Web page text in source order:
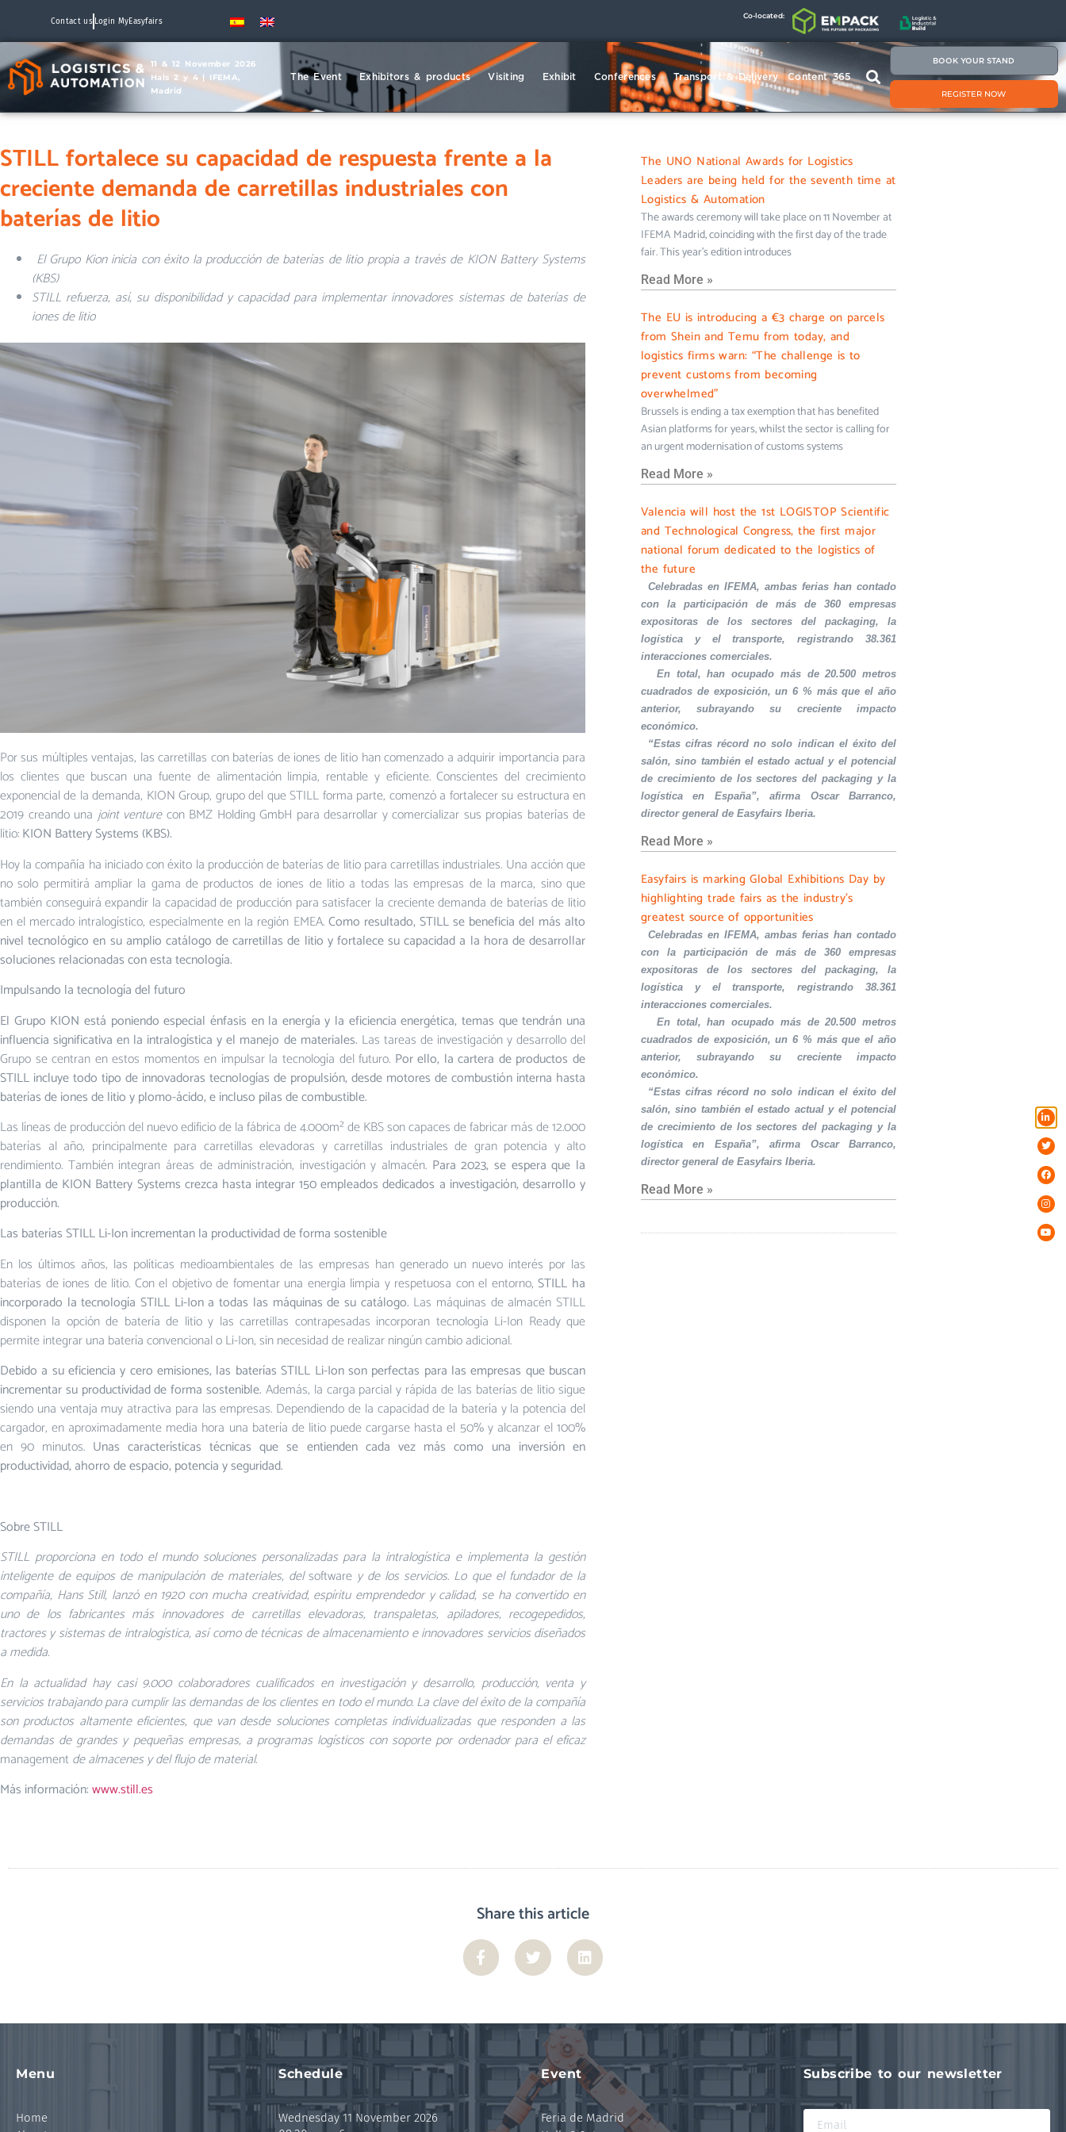
Contact us Login MyEasyfairs
Co-located:
11 & 12 November 2026
Hals 2 y 4 | IFEMA,
Madrid
The Event Exhibitors & products Visiting Exhibit Conferences Transport & Delivery Content 365
BOOK YOUR STAND
REGISTER NOW
STILL fortalece su capacidad de respuesta frente a la
creciente demanda de carretillas industriales con
baterías de litio
El Grupo Kion inicia con éxito la producción de baterías de litio propia a través de KION Battery Systems
(KBS)
STILL refuerza, así, su disponibilidad y capacidad para implementar innovadores sistemas de baterías de
iones de litio
Por sus múltiples ventajas, las carretillas con baterías de iones de litio han comenzado a adquirir importancia para
los clientes que buscan una fuente de alimentación limpia, rentable y eficiente. Conscientes del crecimiento
exponencial de la demanda, KION Group, grupo del que STILL forma parte, comenzó a fortalecer su estructura en
2019 creando unajoint venturecon BMZ Holding GmbH para desarrollar y comercializar sus propias baterías de
litio:KION Battery Systems (KBS).
Hoy la compañía ha iniciado con éxito la producción de baterías de litio para carretillas industriales. Una acción que
no solo permitirá ampliar la gama de productos de iones de litio a todas las empresas de la marca, sino que
también conseguirá expandir la capacidad de producción para satisfacer la creciente demanda de baterías de litio
en el mercado intralogístico, especialmente en la región EMEA.Como resultado, STILL se beneficia del más alto
nivel tecnológico en su amplio catálogo de carretillas de litio y fortalece su capacidad a la hora de desarrollar
soluciones relacionadas con esta tecnología.
Impulsando la tecnología del futuro
El Grupo KION está poniendo especial énfasis en la energía y la eficiencia energética, temas que tendrán una
influencia significativa en la intralogística y el manejo de materiales. Las tareas de investigación y desarrollo del
Grupo se centran en estos momentos en impulsar la tecnología del futuro. Por ello, la cartera de productos de
STILL incluye todo tipo de innovadoras tecnologías de propulsión, desde motores de combustión interna hasta
baterías de iones de litio y plomo-ácido, e incluso pilas de combustible.
Las líneas de producción del nuevo edificio de la fábrica de 4.000m² de KBS son capaces de fabricar más de 12.000
baterías al año, principalmente para carretillas elevadoras y carretillas industriales de gran potencia y alto
rendimiento. También integran áreas de administración, investigación y almacén. Para 2023, se espera que la
plantilla de KION Battery Systems crezca hasta integrar 150 empleados dedicados a investigación, desarrollo y
producción.
Las baterías STILL Li-Ion incrementan la productividad de forma sostenible
En los últimos años, las políticas medioambientales de las empresas han generado un nuevo interés por las
baterías de iones de litio. Con el objetivo de fomentar una energía limpia y respetuosa con el entorno,STILL ha
incorporado la tecnología STILL Li-Ion a todas las máquinas de su catálogo. Las máquinas de almacén STILL
disponen la opción de batería de litio y las carretillas contrapesadas incorporan tecnología Li-Ion Ready que
permite integrar una batería convencional o Li-Ion, sin necesidad de realizar ningún cambio adicional.
Debido a su eficiencia y cero emisiones, las baterías STILL Li-Ion son perfectas para las empresas que buscan
incrementar su productividad de forma sostenible. Además, la carga parcial y rápida de las baterías de litio sigue
siendo una ventaja muy atractiva para las empresas. Dependiendo de la capacidad de la batería y la potencia del
cargador, en aproximadamente media hora una batería de litio puede cargarse hasta el 50% y alcanzar el 100%
en 90 minutos. Unas características técnicas que se entienden cada vez más como una inversión en
productividad, ahorro de espacio, potencia y seguridad.
Sobre STILL
STILL proporciona en todo el mundo soluciones personalizadas para la intralogística e implementa la gestión
inteligente de equipos de manipulación de materiales, delsoftware y de los servicios. Lo que el fundador de la
compañía, Hans Still, lanzó en 1920 con mucha creatividad, espíritu emprendedor y calidad, se ha convertido en
uno de los fabricantes más innovadores de carretillas elevadoras, transpaletas, apiladores, recogepedidos,
tractores y sistemas de intralogística, así como de técnicas de almacenamiento e innovadores servicios diseñados
a medida.
En la actualidad hay casi 9.000 colaboradores cualificados en investigación y desarrollo, producción, venta y
servicios trabajando para cumplir las demandas de los clientes en todo el mundo. La clave del éxito de la compañía
son productos altamente eficientes, que van desde soluciones completas individualizadas que responden a las
demandas de grandes y pequeñas empresas, a programas logísticos con soporte por ordenador para el eficaz
managementde almacenes y del flujo de material.
Más información:www.still.es
The UNO National Awards for Logistics
Leaders are being held for the seventh time at
Logistics & Automation
The awards ceremony will take place on 11 November at
IFEMA Madrid, coinciding with the first day of the trade
fair. This year’s edition introduces
Read More »
The EU is introducing a €3 charge on parcels
from Shein and Temu from today, and
logistics firms warn: “The challenge is to
prevent customs from becoming
overwhelmed”
Brussels is ending a tax exemption that has benefited
Asian platforms for years, whilst the sector is calling for
an urgent modernisation of customs systems
Read More »
Valencia will host the 1st LOGISTOP Scientific
and Technological Congress, the first major
national forum dedicated to the logistics of
the future
Celebradas en IFEMA, ambas ferias han contado
con la participación de más de 360 empresas
expositoras de los sectores del packaging, la
logística y el transporte, registrando 38.361
interacciones comerciales.
En total, han ocupado más de 20.500 metros
cuadrados de exposición, un 6 % más que el año
anterior, subrayando su creciente impacto
económico.
“Estas cifras récord no solo indican el éxito del
salón, sino también el estado actual y el potencial
de crecimiento de los sectores del packaging y la
logística en España”, afirma Oscar Barranco,
director general de Easyfairs Iberia.
Read More »
Easyfairs is marking Global Exhibitions Day by
highlighting trade fairs as the industry’s
greatest source of opportunities
Celebradas en IFEMA, ambas ferias han contado
con la participación de más de 360 empresas
expositoras de los sectores del packaging, la
logística y el transporte, registrando 38.361
interacciones comerciales.
En total, han ocupado más de 20.500 metros
cuadrados de exposición, un 6 % más que el año
anterior, subrayando su creciente impacto
económico.
“Estas cifras récord no solo indican el éxito del
salón, sino también el estado actual y el potencial
de crecimiento de los sectores del packaging y la
logística en España”, afirma Oscar Barranco,
director general de Easyfairs Iberia.
Read More »
Share this article
Menu
Home
Schedule
Wednesday 11 November 2026
Event
Feria de Madrid
Subscribe to our newsletter